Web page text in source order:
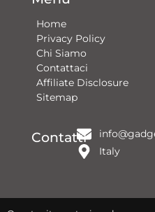
Home
Privacy Policy
Chi Siamo
Contattaci​
Affiliate Disclosure
Sitemap
Contatti
Italy